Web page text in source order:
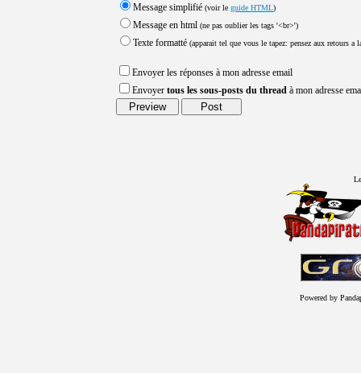
Message simplifié (voir le guide HTML)
Message en html (ne pas oublier les tags '<br>')
Texte formatté (apparait tel que vous le tapez: pensez aux retours a
Envoyer les réponses à mon adresse email
Envoyer tous les sous-posts du thread à mon adresse
Powered by